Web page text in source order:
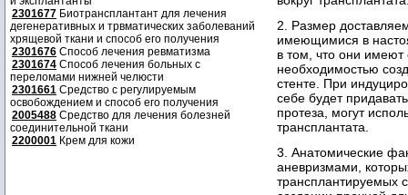
2301677 Биотрансплантант для лечения
дегенеративных и трвматических заболеваний
хрящевой ткани и способ его получения
2301676 Способ лечения ревматизма
2301674 Способ лечения больных с
переломами нижней челюсти
2301661 Средство с регулируемым
освобождением и способ его получения
2005488 Средство для лечения болезней
соединительной ткани
2200001 Крем для кожи
2. Размер
имеющимися в
в том, что они
необходимостью
стенте. При
себе будет
протеза, могут
трансплантата.
3. Анатомические
аневризмами,
трансплантируемых